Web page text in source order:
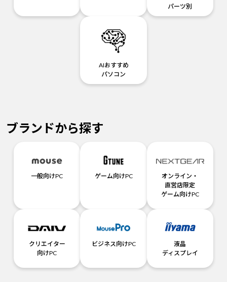
パーツ別
AIおすすめ
パソコン
ブランドから探す
一般向けPC ゲーム向けPC
オンライン・
直営店限定
ゲーム向けPC
クリエイター
向けPC
ビジネス向けPC
液晶
ディスプレイ